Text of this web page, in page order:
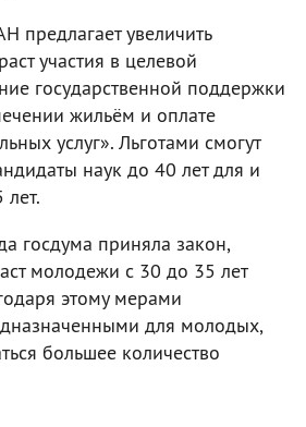
предлагает увеличить
участия в целевой
государственной поддержки
жильём и оплате
услуг». Льготами смогут
наук до 40 лет для и
госдума приняла закон,
молодежи с 30 до 35 лет
этому мерами
для молодых,
большее количество